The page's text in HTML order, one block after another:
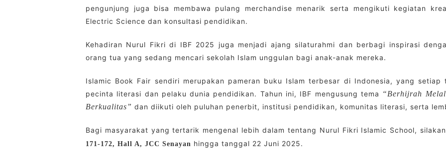
pengunjung juga bisa membawa pulang merchandise menarik serta mengikuti kegiatan
Electric Science dan konsultasi pendidikan.
Kehadiran Nurul Fikri di IBF 2025 juga menjadi ajang silaturahmi dan berbagi inspirasi
orang tua yang sedang mencari sekolah Islam unggulan bagi anak-anak mereka.
Islamic Book Fair sendiri merupakan pameran buku Islam terbesar di Indonesia, yang setiap
pecinta literasi dan pelaku dunia pendidikan. Tahun ini, IBF mengusung tema “Berhijrah
Berkualitas” dan diikuti oleh puluhan penerbit, institusi pendidikan, komunitas literasi, serta
Bagi masyarakat yang tertarik mengenal lebih dalam tentang Nurul Fikri Islamic School,
171-172, Hall A, JCC Senayan hingga tanggal 22 Juni 2025.